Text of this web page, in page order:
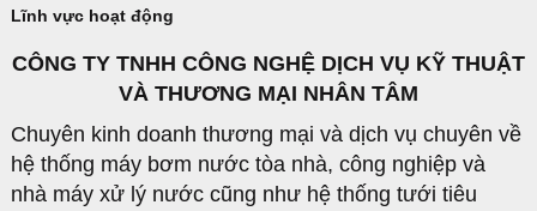
Lĩnh vực hoạt động
CÔNG TY TNHH CÔNG NGHỆ DỊCH VỤ KỸ THUẬT
VÀ THƯƠNG MẠI NHÂN TÂM
Chuyên kinh doanh thương mại và dịch vụ chuyên về
hệ thống máy bơm nước tòa nhà, công nghiệp và
nhà máy xử lý nước cũng như hệ thống tưới tiêu